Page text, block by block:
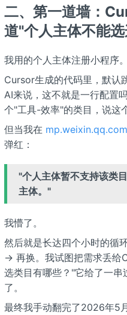
二、第一道墙：
道"个人主体不能
我用的个人主体注册小程序。
Cursor生成的代码里，默
AI来说，这不就是一行配置
个"工具-效率"的类目，说这
但当我在 mp.weixin.qq.com
弹红：
"个人主体暂不支持该类
主体。"
我懵了。
然后就是长达四个小时的
→ 再换。我试图把需求丢给
选类目有哪些？"它给了一
了。
最终我手动翻完了2026年5